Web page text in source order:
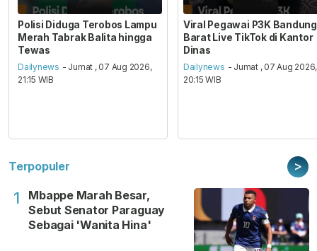
Polisi Diduga Terobos Lampu
Merah Tabrak Balita hingga
Tewas
Dailynews - Jumat , 07 Aug 2026,
21:15 WIB
Viral Pegawai P3K Bandung
Barat Live TikTok di Kantor
Dinas
Dailynews - Jumat , 07 Aug 2026,
20:15 WIB
Terpopuler >
1
Mbappe Marah Besar,
Sebut Senator Paraguay
Sebagai 'Wanita Hina'